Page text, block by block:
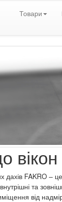
Товари
дахів FAKRO –
та
від